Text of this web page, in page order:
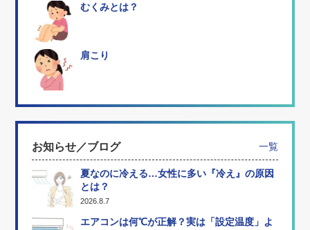
むくみとは？
肩こり
お知らせ／ブログ 一覧
夏なのに冷える…女性に多い『冷え』の原因
とは？
2026.8.7
エアコンは何℃が正解？実は「設定温度」よ